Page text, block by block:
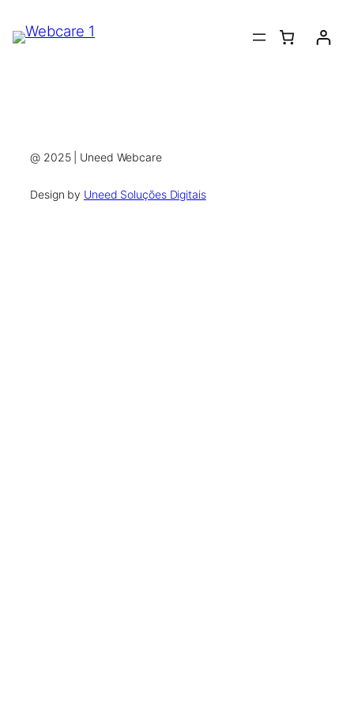
[pmpro_login]
@ 2025 | Uneed Webcare
Design by Uneed Soluções Digitais